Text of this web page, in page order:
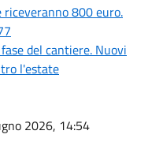
800 euro.
del cantiere. Nuovi
l'estate
2026, 14:54